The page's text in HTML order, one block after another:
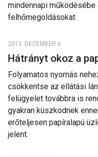
mindennapi
felhőmegoldásokat.
2013. DECEMBER 6.
Hátrányt okoz a
Folyamatos nyomás
csökkentse az ellátási
felügyelet továbbra is
gyakran küszködnek
erőteljesen papíralapú
jelent.